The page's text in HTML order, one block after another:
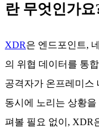
란 무엇인가요
XDR은 엔드포인트,
의 위협 데이터를 통
공격자가 온프레미스
동시에 노리는 상황
펴볼 필요 없이, XDR